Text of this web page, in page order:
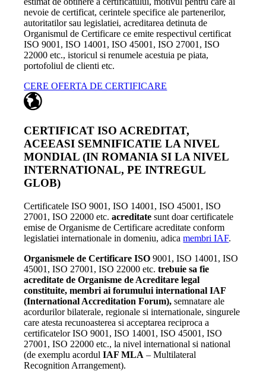
nevoie de certificat, cerintele specifice ale partenerilor,
autoritatilor sau legislatiei, acreditarea detinuta de
Organismul de Certificare ce emite respectivul certificat
ISO 9001, ISO 14001, ISO 45001, ISO 27001, ISO
22000 etc., istoricul si renumele acestuia pe piata,
portofoliul de clienti etc.
CERE OFERTA DE CERTIFICARE
CERTIFICAT ISO ACREDITAT,
ACEEASI SEMNIFICATIE LA NIVEL
MONDIAL (IN ROMANIA SI LA NIVEL
INTERNATIONAL, PE INTREGUL
GLOB)
Certificatele ISO 9001, ISO 14001, ISO 45001, ISO
27001, ISO 22000 etc.acreditate sunt doar certificatele
emise de Organisme de Certificare acreditate conform
legislatiei internationale in domeniu, adicamembri IAF.
Organismele de Certificare ISO 9001, ISO 14001, ISO
45001, ISO 27001, ISO 22000 etc.trebuie sa fie
acreditate de Organisme de Acreditare legal
constituite, membri ai forumului international IAF
(International Accreditation Forum),semnatare ale
acordurilor bilaterale, regionale si internationale, singurele
care atesta recunoasterea si acceptarea reciproca a
certificatelor ISO 9001, ISO 14001, ISO 45001, ISO
27001, ISO 22000 etc., la nivel international si national
(de exemplu acordul IAF MLA – Multilateral
Recognition Arrangement).